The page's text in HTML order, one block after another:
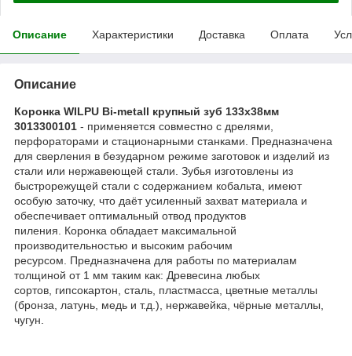
Описание Характеристики Доставка Оплата
Описание
Коронка WILPU Bi-metall крупный зуб 133х38мм
3013300101 - применяется совместно с дрелями,
перфораторами и стационарными станками. Предназначена
для сверления в безударном режиме заготовок и изделий из
стали или нержавеющей стали. Зубья изготовлены из
быстрорежущей стали с содержанием кобальта, имеют
особую заточку, что даёт усиленный захват материала и
обеспечивает оптимальный отвод продуктов
пиления. Коронка обладает максимальной
производительностью и высоким рабочим
ресурсом. Предназначена для работы по материалам
толщиной от 1 мм таким как: Древесина любых
сортов, гипсокартон, сталь, пластмасса, цветные металлы
(бронза, латунь, медь и т.д.), нержавейка, чёрные металлы,
чугун.